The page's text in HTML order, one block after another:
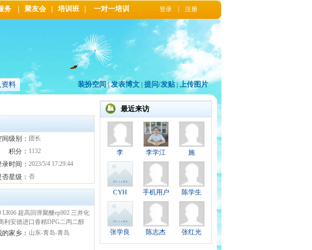
务 聚友会 培训班 一对一培训 登录 注册
资料 装扮空间 |发表博文 | 提问/发贴|上传图片
间级别： 团长
积分： 1132
录时间： 2023/5/4 17:29:44
否星级： 否
超高回弹聚醚ep902 三井化
利安德进口香精DPG二丙二醇
的家乡： 山东-青岛-青岛
最近来访
李 李学江 施
CYH 手机用户 陈学生
张学良 陈志杰 张红光